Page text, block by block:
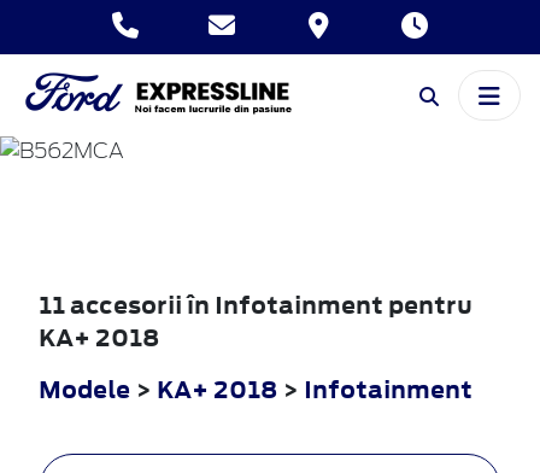
KA+
11 accesorii în Infotainment pentru
KA+ 2018
Modele > KA+ 2018 > Infotainment